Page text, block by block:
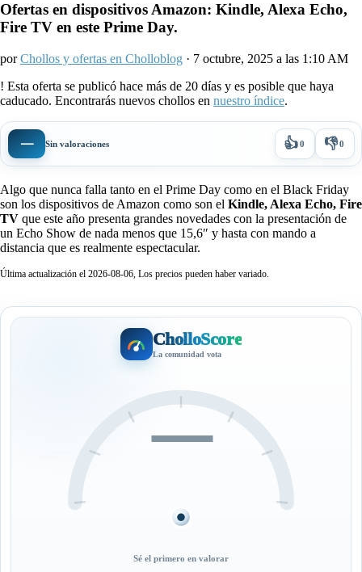
Ofertas en dispositivos Amazon: Kindle, Alexa Echo,
Fire TV en este Prime Day.
porChollos y ofertas en Cholloblog · 7 octubre, 2025 a las 1:10 AM
! Esta oferta se publicó hace más de 20 días y es posible que haya
caducado. Encontrarás nuevos chollos en nuestro índice.
— Sin valoraciones 👍0 👎0
Algo que nunca falla tanto en el Prime Day como en el Black Friday
son los dispositivos de Amazon como son el Kindle, Alexa Echo, Fire
TV que este año presenta grandes novedades con la presentación de
un Echo Show de nada menos que 15,6″ y hasta con mando a
distancia que es realmente espectacular.
Última actualización el 2026-08-06, Los precios pueden haber variado.
CholloScore
La comunidad vota
—
Sé el primero en valorar